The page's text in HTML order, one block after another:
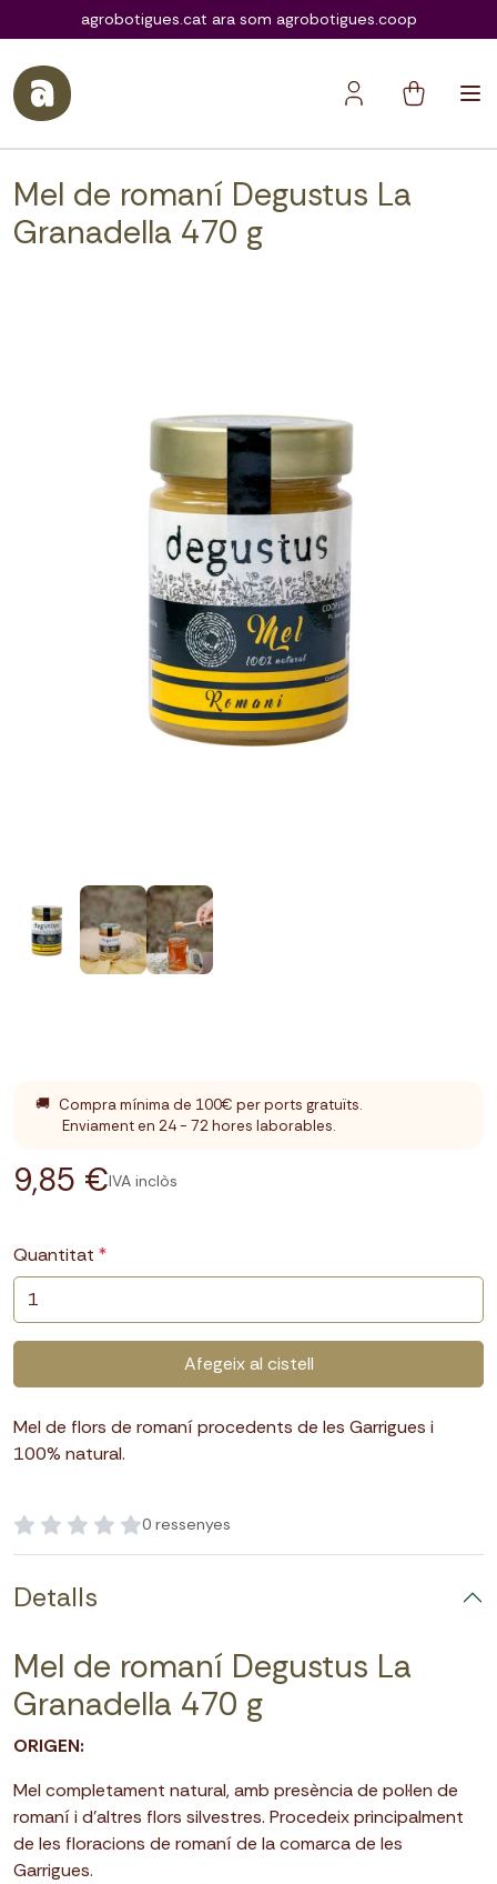
agrobotigues.coop
agrobotigues.cat ara som agrobotigues.coop
Mel de romaní Degustus La
Granadella 470 g
🚚 Compra mínima de 100€ per ports gratuïts.
Enviament en 24 - 72 hores laborables.
9,85 €IVA inclòs
Quantitat
Afegeix al cistell
Mel de flors de romaní procedents de les Garrigues i
100% natural.
0 ressenyes
Detalls
Mel de romaní Degustus La
Granadella 470 g
ORIGEN:
Mel completament natural, amb presència de pol·len de
romaní i d’altres flors silvestres. Procedeix principalment
de les floracions de romaní de la comarca de les
Garrigues.